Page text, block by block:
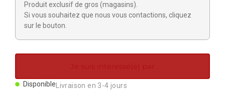
Aimants
Porte-clés
Mugs
Produit exclusif de gros (magasins).
Si vous souhaitez que nous vous contactions, cliquez
sur le bouton.
Je suis intéressé(e) par
DisponibleLivraison en 3-4 jours